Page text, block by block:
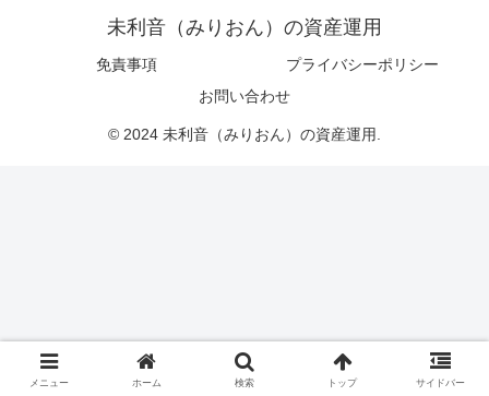
未利音（みりおん）の資産運用
免責事項
プライバシーポリシー
お問い合わせ
© 2024 未利音（みりおん）の資産運用.
メニュー ホーム 検索 トップ サイドバー